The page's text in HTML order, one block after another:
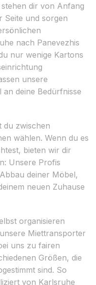
dir von Anfang
Seite und sorgen
nach Panevezhis
nur wenige Kartons
unsere
deine Bedürfnisse
du zwischen
wählen. Wenn du es
bieten wir dir
Unsere Profis
deiner Möbel,
neuen Zuhause
organisieren
Miettransporter
uns zu fairen
Größen, die
sind. So
von Karlsruhe